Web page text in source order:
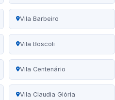
Vila Barbeiro
Vila Boscoli
Vila Centenário
Vila Claudia Glória